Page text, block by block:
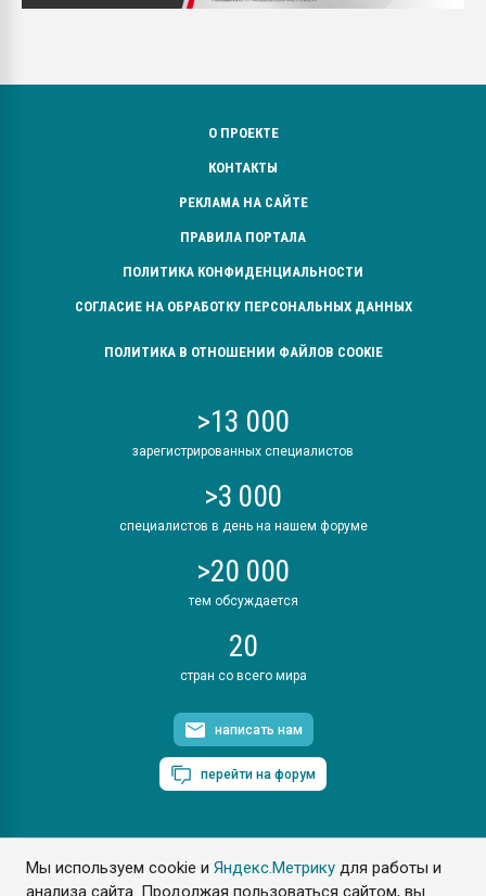
Мы используем cookie иЯндекс.Метрику для работы и
анализа сайта. Продолжая пользоваться сайтом, вы
О ПРОЕКТЕ
КОНТАКТЫ
РЕКЛАМА НА САЙТЕ
ПРАВИЛА ПОРТАЛА
ПОЛИТИКА КОНФИДЕНЦИАЛЬНОСТИ
СОГЛАСИЕ НА ОБРАБОТКУ ПЕРСОНАЛЬНЫХ ДАННЫХ
ПОЛИТИКА В ОТНОШЕНИИ ФАЙЛОВ COOKIE
>13 000
зарегистрированных специалистов
>3 000
специалистов в день на нашем форуме
>20 000
тем обсуждается
20
стран со всего мира
написать нам
перейти на форум
ПластЭксперт © 2006. Все права защищены
Разрешается копирование материалов сайта с обязательной